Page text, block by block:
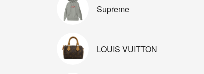
Supreme
LOUIS VUITTON